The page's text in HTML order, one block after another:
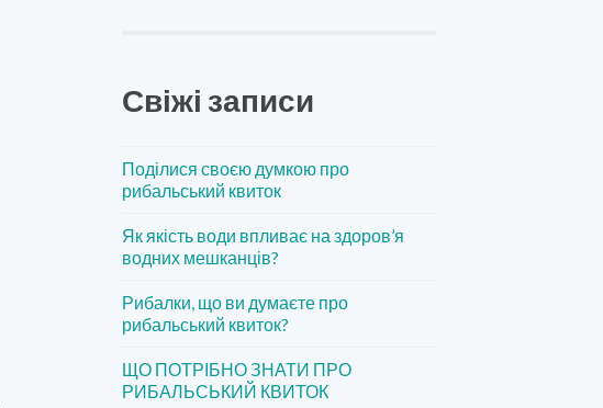
Свіжі записи
Поділися своєю думкою про
рибальський квиток
Як якість води впливає на здоров’я
водних мешканців?
Рибалки, що ви думаєте про
рибальський квиток?
ЩО ПОТРІБНО ЗНАТИ ПРО
РИБАЛЬСЬКИЙ КВИТОК